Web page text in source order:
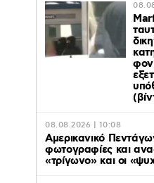
08.08.2026 | 10:08
Αμερικανικό
φωτογραφίες και
«τρίγωνο» και οι